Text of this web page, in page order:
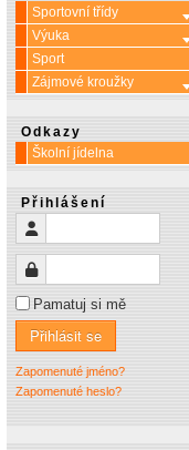
Sportovní třídy
Výuka
Sport
Zájmové kroužky
Odkazy
Školní jídelna
Přihlášení
Heslo
Pamatuj si mě
Přihlásit se
Zapomenuté jméno?
Zapomenuté heslo?